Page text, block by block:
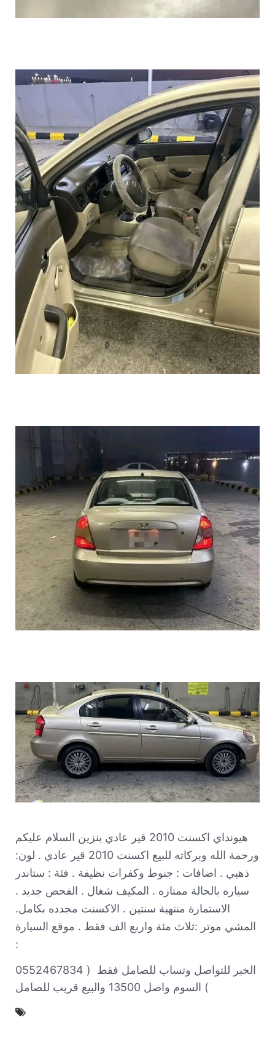
هيونداي اكسنت 2010 قير عادي بنزين
السلام عليكم
ورحمة الله وبركاته للبيع اكسنت 2010 قير عادي . لون:
ذهبي . اضافات : جنوط وكفرات نظيفة . فئة : ستاندر
سياره بالحالة ممتازه . المكيف شغال . الفحص جديد .
الاستمارة منتهية سنتين . الاكسنت مجدده بكامل.
المشي موتر :ثلاث مئة واربع الف فقط . موقع السيارة
:
الخبر للتواصل وتساب️ للصامل فقط ️ ( 0552467834
) السوم واصل 13500 والبيع قريب للصامل